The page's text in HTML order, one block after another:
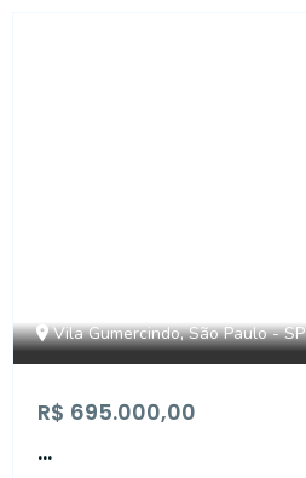
Vila Gumercindo, São Paulo - SP
R$ 695.000,00
...